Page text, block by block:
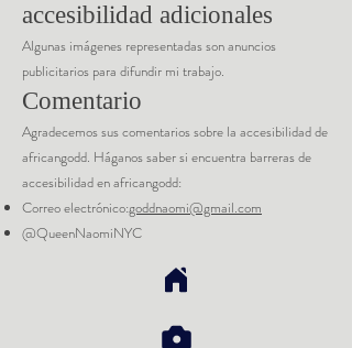
accesibilidad adicionales
Algunas imágenes representadas son anuncios
publicitarios para difundir mi trabajo.
Comentario
Agradecemos sus comentarios sobre la accesibilidad de
africangodd. Háganos saber si encuentra barreras de
accesibilidad en africangodd:
Correo electrónico:goddnaomi@gmail.com
@QueenNaomiNYC